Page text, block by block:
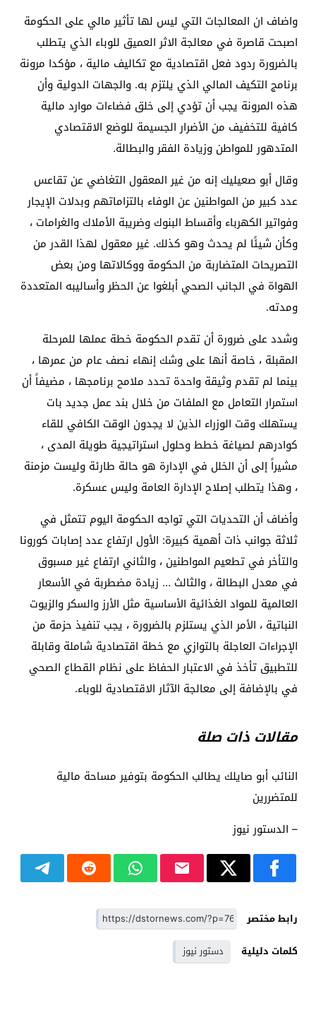
واضاف ان المعالجات التي ليس لها تأثير مالي على الحكومة
اصبحت قاصرة في معالجة الاثر العميق للوباء الذي يتطلب
بالضرورة ردود فعل اقتصادية مع تكاليف مالية ، مؤكدا مرونة
برنامج التكيف المالي الذي يلتزم به. والجهات الدولية وأن
هذه المرونة يجب أن تؤدي إلى خلق فضاءات موارد مالية
كافية للتخفيف من الأضرار الجسيمة للوضع الاقتصادي
المتدهور للمواطن وزيادة الفقر والبطالة.
وقال أبو صعيليك إنه من غير المعقول التغاضي عن تقاعس
عدد كبير من المواطنين عن الوفاء بالتزاماتهم وبدلات الإيجار
وفواتير الكهرباء وأقساط البنوك وضريبة الأملاك والغرامات ،
وكأن شيئًا لم يحدث وهو كذلك. غير معقول لهذا القدر من
التصريحات المتضاربة من الحكومة ووكالاتها ومن بعض
الهواة في الجانب الصحي أبلغوا عن الحظر وأساليبه المتعددة
ومدته.
وشدد على ضرورة أن تقدم الحكومة خطة عملها للمرحلة
المقبلة ، خاصة أنها على وشك إنهاء نصف عام من عمرها ،
بينما لم تقدم وثيقة واحدة تحدد ملامح برنامجها ، مضيفاً أن
استمرار التعامل مع الملفات من خلال بند عمل جديد بات
يستهلك وقت الوزراء الذين لا يجدون الوقت الكافي للقاء
كوادرهم لصياغة خطط وحلول استراتيجية طويلة المدى ،
مشيراً إلى أن الخلل في الإدارة هو حالة طارئة وليست مزمنة
، وهذا يتطلب إصلاح الإدارة العامة وليس عسكرة.
وأضاف أن التحديات التي تواجه الحكومة اليوم تتمثل في
ثلاثة جوانب ذات أهمية كبيرة: الأول ارتفاع عدد إصابات كورونا
والتأخر في تطعيم المواطنين ، والثاني ارتفاع غير مسبوق
في معدل البطالة ، والثالث … زيادة مضطربة في الأسعار
العالمية للمواد الغذائية الأساسية مثل الأرز والسكر والزيوت
النباتية ، الأمر الذي يستلزم بالضرورة ، يجب تنفيذ حزمة من
الإجراءات العاجلة بالتوازي مع خطة اقتصادية شاملة وقابلة
للتطبيق تأخذ في الاعتبار الحفاظ على نظام القطاع الصحي
في بالإضافة إلى معالجة الآثار الاقتصادية للوباء.
مقالات ذات صلة
النائب أبو صايلك يطالب الحكومة بتوفير مساحة مالية
للمتضررين
– الدستور نيوز
رابط مختصر
كلمات دليلية
دستور نيوز